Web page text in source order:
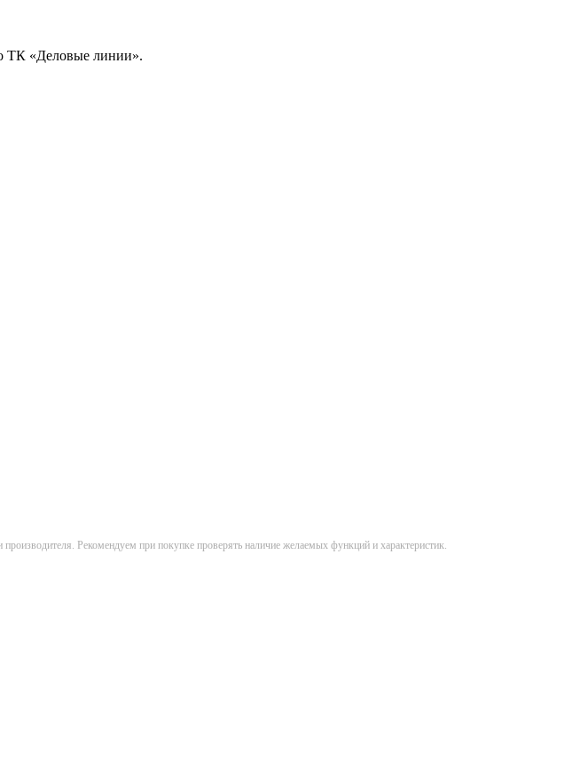
ТК «Деловые линии».
Рекомендуем при покупке проверять наличие желаемых функций и характеристик.